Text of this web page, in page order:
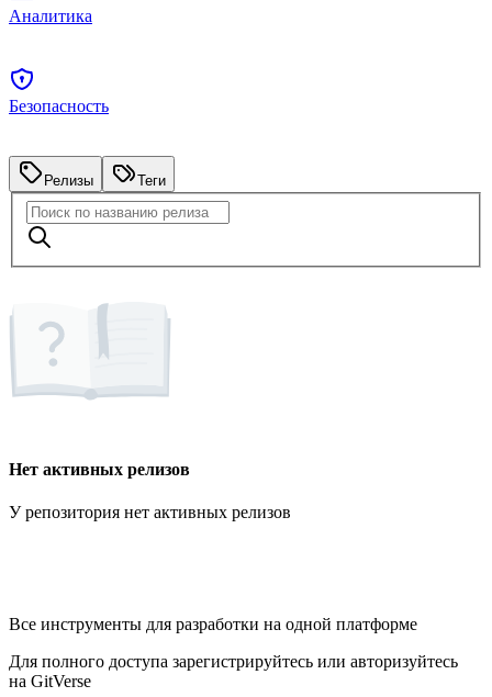
Аналитика
Безопасность
Релизы Теги
Нет активных релизов
У репозитория нет активных релизов
Все инструменты для разработки на одной платформе
Для полного доступа зарегистрируйтесь или авторизуйтесь
на GitVerse